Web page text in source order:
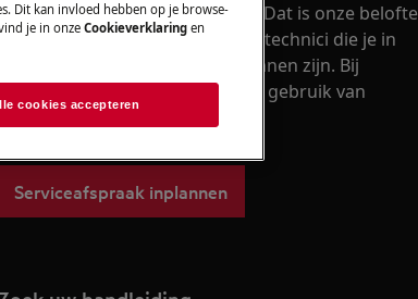
zorgkwaliteit leveren. Dat is onze belofte
aan jou. We hebben vakkundige technici die je in
het hele land snel van dienst kunnen zijn. Bij
reparaties maken we uitsluitend gebruik van
originele aeg onderdelen.
Serviceafspraak inplannen
Dit kan invloed hebben op je browse-
je in onze Cookieverklaring en
cookies accepteren